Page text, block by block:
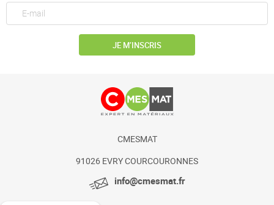
JE M’INSCRIS
CMESMAT
91026 EVRY COURCOURONNES
info@cmesmat.fr